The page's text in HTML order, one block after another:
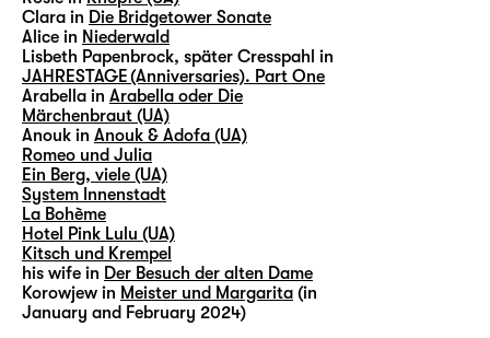
Clara in Die Bridgetower Sonate
Alice in Niederwald
Lisbeth Papenbrock, später Cresspahl in
JAHRESTAGE (Anniversaries). Part One
Arabella in Arabella oder Die
Märchenbraut (UA)
Anouk in Anouk & Adofa (UA)
Romeo und Julia
Ein Berg, viele (UA)
System Innenstadt
La Bohème
Hotel Pink Lulu (UA)
Kitsch und Krempel
his wife in Der Besuch der alten Dame
Korowjew in Meister und Margarita (in
January and February 2024)